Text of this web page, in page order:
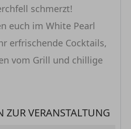
schmerzt!
euch im White Pearl
erfrischende Cocktails,
vom Grill und chillige
VERANSTALTUNG